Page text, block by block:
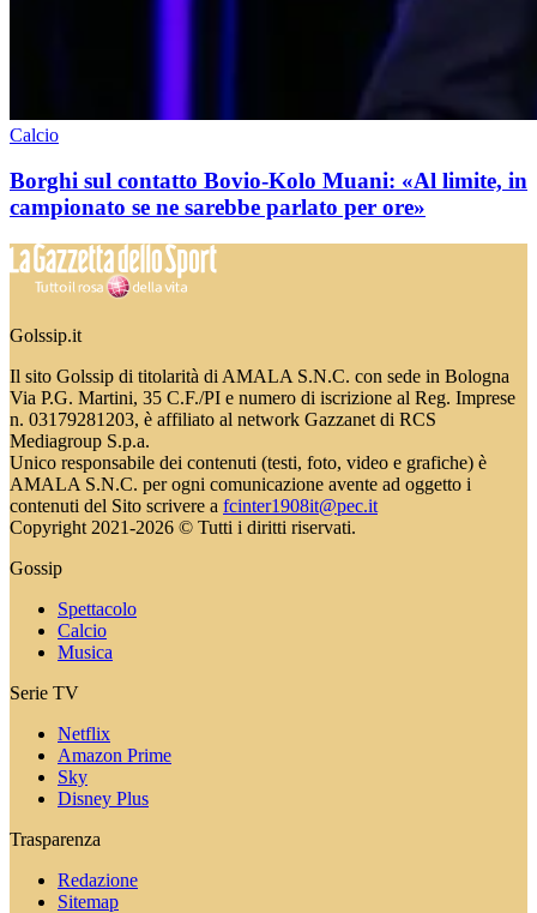
Calcio
Borghi sul contatto Bovio-Kolo Muani: «Al limite, in
campionato se ne sarebbe parlato per ore»
Golssip.it
Il sito Golssip di titolarità di AMALA S.N.C. con sede in Bologna
Via P.G. Martini, 35 C.F./PI e numero di iscrizione al Reg. Imprese
n. 03179281203, è affiliato al network Gazzanet di RCS
Mediagroup S.p.a.
Unico responsabile dei contenuti (testi, foto, video e grafiche) è
AMALA S.N.C. per ogni comunicazione avente ad oggetto i
contenuti del Sito scrivere a fcinter1908it@pec.it
Copyright 2021-2026 © Tutti i diritti riservati.
Gossip
Spettacolo
Calcio
Musica
Serie TV
Netflix
Amazon Prime
Sky
Disney Plus
Trasparenza
Redazione
Sitemap